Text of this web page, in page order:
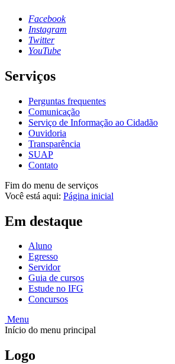
Facebook
Instagram
Twitter
YouTube
Serviços
Perguntas frequentes
Comunicação
Serviço de Informação ao Cidadão
Ouvidoria
Transparência
SUAP
Contato
Fim do menu de serviços
Você está aqui: Página inicial
Em destaque
Aluno
Egresso
Servidor
Guia de cursos
Estude no IFG
Concursos
Menu
Início do menu principal
Logo